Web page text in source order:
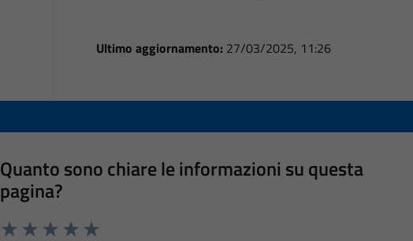
Ultimo aggiornamento: 27/03/2025, 11:26
Quanto sono chiare le informazioni su questa
pagina?